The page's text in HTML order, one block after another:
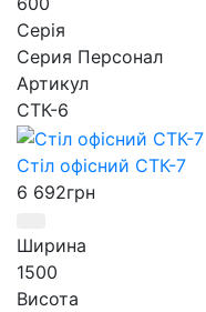
Серія
Серия Персонал
Артикул
СТК-6
Стіл офісний СТК-7
6 692грн
Ширина
1500
Висота